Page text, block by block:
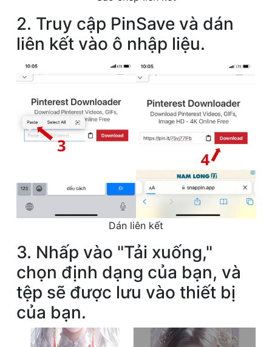
2. Truy cập PinSave và dán
liên kết vào ô nhập liệu.
Dán liên kết
3. Nhấp vào "Tải xuống,"
chọn định dạng của bạn, và
tệp sẽ được lưu vào thiết bị
của bạn.